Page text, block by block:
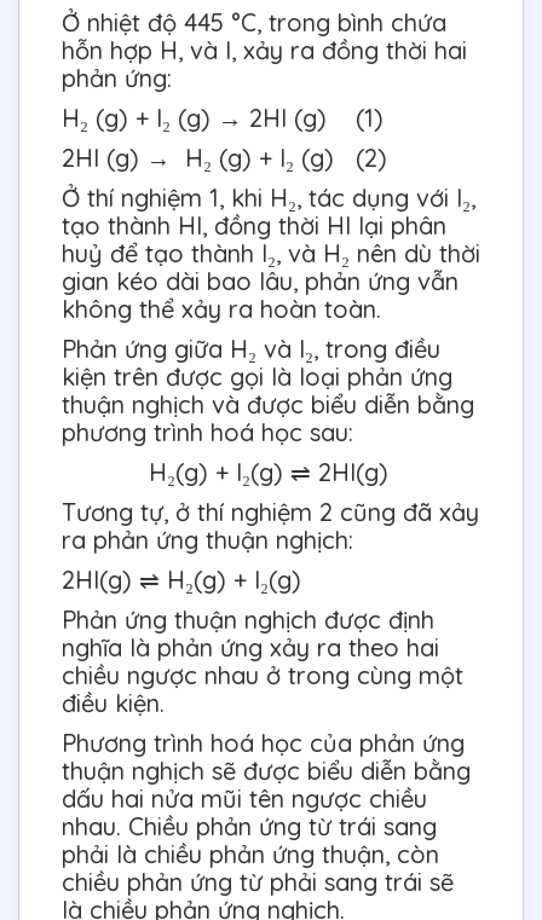
Ở nhiệt độ 445 °C, trong bình chứa
hỗn hợp H, và I, xảy ra đồng thời hai
phản ứng:
H₂ (g) + I₂ (g) → 2HI (g) (1)
2HI (g) → H₂ (g) + I₂ (g) (2)
Ở thí nghiệm 1, khi H₂, tác dụng với I₂,
tạo thành HI, đồng thời HI lại phân
huỷ để tạo thành I₂, và H₂ nên dù thời
gian kéo dài bao lâu, phản ứng vẫn
không thể xảy ra hoàn toàn.
Phản ứng giữa H₂ và I₂, trong điều
kiện trên được gọi là loại phản ứng
thuận nghịch và được biểu diễn bằng
phương trình hoá học sau:
H₂(g) + I₂(g) ⇌ 2HI(g)
Tương tự, ở thí nghiệm 2 cũng đã xảy
ra phản ứng thuận nghịch:
2HI(g) ⇌ H₂(g) + I₂(g)
Phản ứng thuận nghịch được định
nghĩa là phản ứng xảy ra theo hai
chiều ngược nhau ở trong cùng một
điều kiện.
Phương trình hoá học của phản ứng
thuận nghịch sẽ được biểu diễn bằng
dấu hai nửa mũi tên ngược chiều
nhau. Chiều phản ứng từ trái sang
phải là chiều phản ứng thuận, còn
chiều phản ứng từ phải sang trái sẽ
là chiều phản ứng nghịch.